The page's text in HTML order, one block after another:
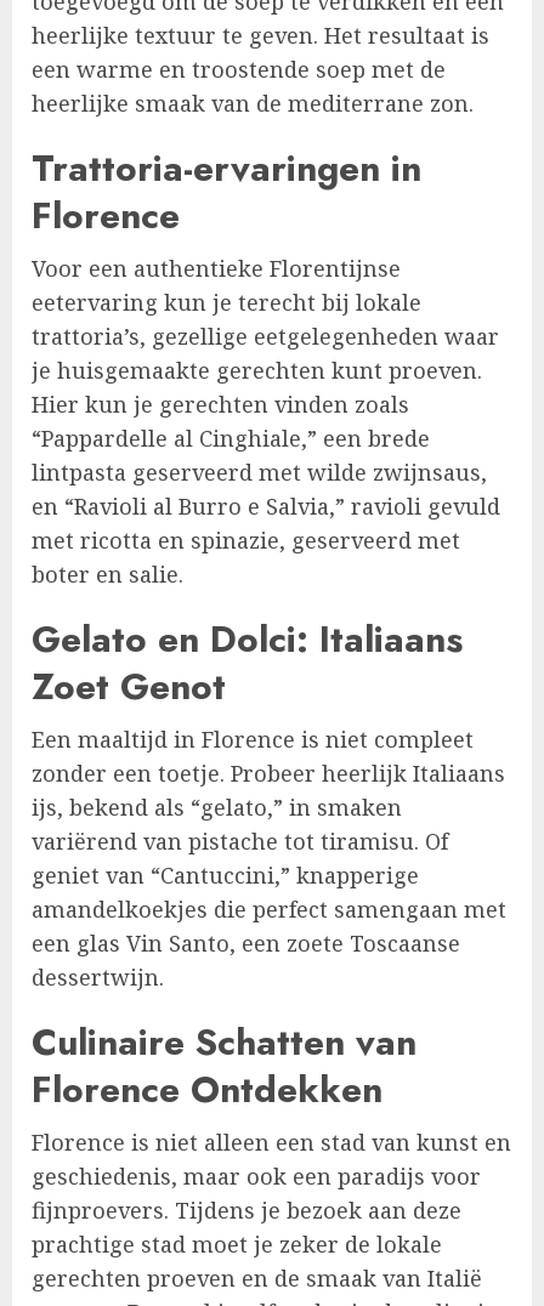
heerlijke textuur te geven. Het resultaat is
een warme en troostende soep met de
heerlijke smaak van de mediterrane zon.
Trattoria-ervaringen in
Florence
Voor een authentieke Florentijnse
eetervaring kun je terecht bij lokale
trattoria’s, gezellige eetgelegenheden waar
je huisgemaakte gerechten kunt proeven.
Hier kun je gerechten vinden zoals
“Pappardelle al Cinghiale,” een brede
lintpasta geserveerd met wilde zwijnsaus,
en “Ravioli al Burro e Salvia,” ravioli gevuld
met ricotta en spinazie, geserveerd met
boter en salie.
Gelato en Dolci: Italiaans
Zoet Genot
Een maaltijd in Florence is niet compleet
zonder een toetje. Probeer heerlijk Italiaans
ijs, bekend als “gelato,” in smaken
variërend van pistache tot tiramisu. Of
geniet van “Cantuccini,” knapperige
amandelkoekjes die perfect samengaan met
een glas Vin Santo, een zoete Toscaanse
dessertwijn.
Culinaire Schatten van
Florence Ontdekken
Florence is niet alleen een stad van kunst en
geschiedenis, maar ook een paradijs voor
fijnproevers. Tijdens je bezoek aan deze
prachtige stad moet je zeker de lokale
gerechten proeven en de smaak van Italië